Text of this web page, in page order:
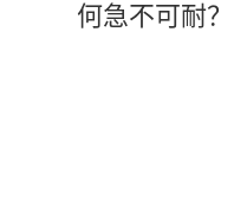
何急不可耐？